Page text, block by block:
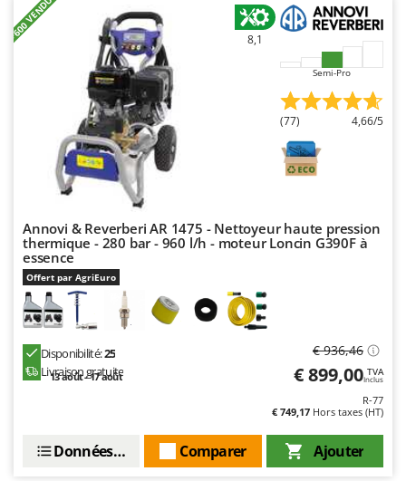
Master
Mastercook
Masterpro
McCulloch
Michelin
Mille
Minox
Mockmill
More than chef
MOSA
MOVA
MTD
Nilfisk
+600 VENDUTI 8,1
Semi-Pro
(77) 4,66/5
Annovi & Reverberi AR 1475 - Nettoyeur haute pression
thermique - 280 bar - 960 l/h - moteur Loncin G390F à
essence
Offert par AgriEuro
Disponibilité:25
Livraison gratuite
13 août - 17 août
€ 936,46
€ 899,00 TVA
Inclus
R-77
€ 749,17 Hors taxes (HT)
Ajouter
Comparer
Données techniques